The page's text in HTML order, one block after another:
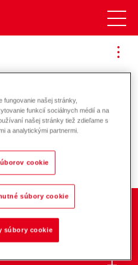
energiu a životné
fungovanie našej stránky,
funkcií sociálnych médií a na
našej stránky tiež zdieľame s
a analytickými partnermi.
cookie
súbory cookie
súbory cookie